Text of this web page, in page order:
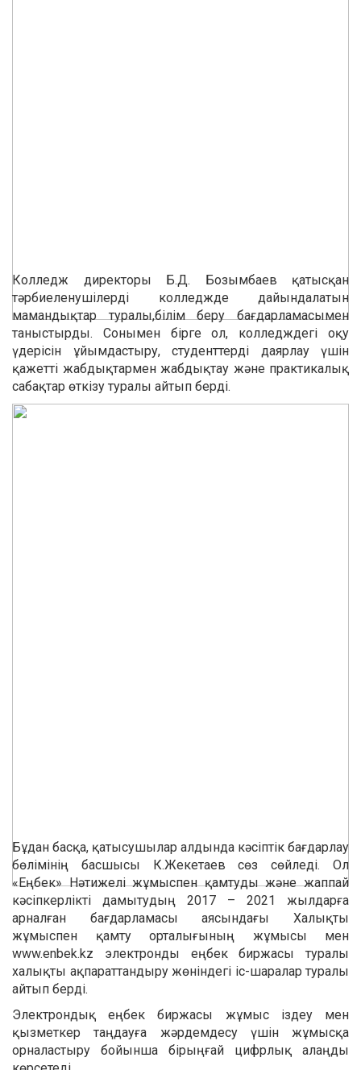
Колледж директоры Б.Д. Бозымбаев қатысқан
тәрбиеленушілерді колледжде дайындалатын
мамандықтар туралы,білім беру бағдарламасымен
таныстырды. Сонымен бірге ол, колледждегі оқу
үдерісін ұйымдастыру, студенттерді даярлау үшін
қажетті жабдықтармен жабдықтау және практикалық
сабақтар өткізу туралы айтып берді.
Бұдан басқа, қатысушылар алдында кәсіптік бағдарлау
бөлімінің басшысы К.Жекетаев сөз сөйледі. Ол
«Еңбек» Нәтижелі жұмыспен қамтуды және жаппай
кәсіпкерлікті дамытудың 2017 – 2021 жылдарға
арналған бағдарламасы аясындағы Халықты
жұмыспен қамту орталығының жұмысы мен
www.enbek.kz электронды еңбек биржасы туралы
халықты ақпараттандыру жөніндегі іс-шаралар туралы
айтып берді.
Электрондық еңбек биржасы жұмыс іздеу мен
қызметкер таңдауға жәрдемдесу үшін жұмысқа
орналастыру бойынша бірыңғай цифрлық алаңды